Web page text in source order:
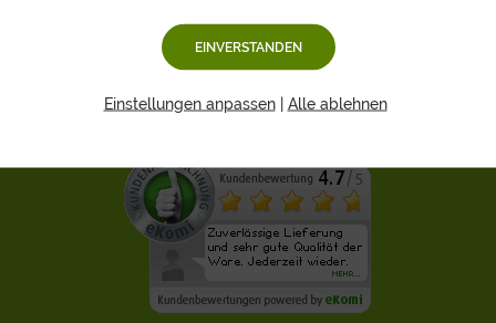
EINVERSTANDEN
Einstellungen anpassen| Alle ablehnen